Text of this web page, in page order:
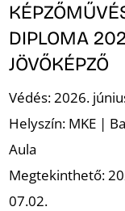
DIPLOMA
JÖVŐKÉPZŐ
Védés: 2026.
Helyszín: MKE |
Aula
Megtekinthető:
07.02.